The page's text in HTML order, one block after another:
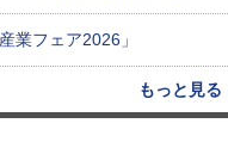
業フェア2026」
もっと見る